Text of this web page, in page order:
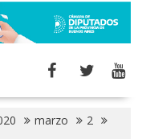
marzo
2